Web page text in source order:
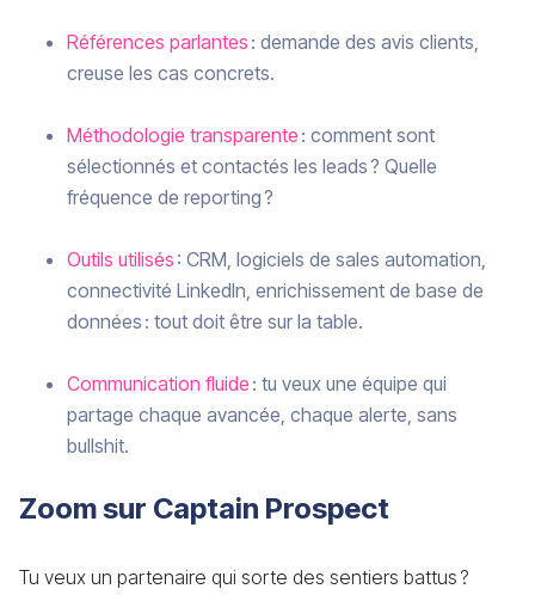
Références parlantes : demande des avis clients,
creuse les cas concrets.
Méthodologie transparente : comment sont
sélectionnés et contactés les leads ? Quelle
fréquence de reporting ?
Outils utilisés : CRM, logiciels de sales automation,
connectivité LinkedIn, enrichissement de base de
données : tout doit être sur la table.
Communication fluide : tu veux une équipe qui
partage chaque avancée, chaque alerte, sans
bullshit.
Zoom sur Captain Prospect
Tu veux un partenaire qui sorte des sentiers battus ?